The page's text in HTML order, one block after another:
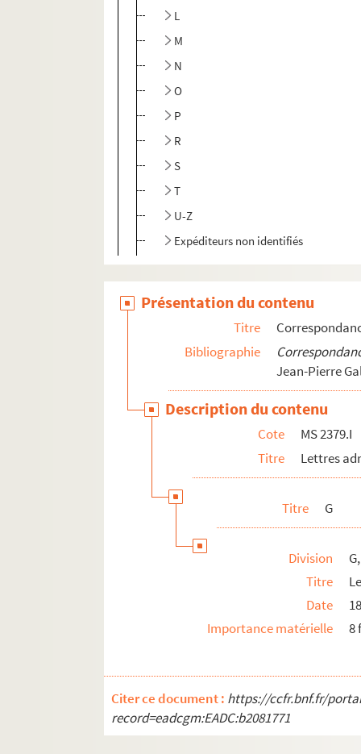
L
M
N
O
P
R
S
T
U-Z
Expéditeurs non identifiés
Présentation du contenu
Titre
Bibliographie
Jean-Pierre
Description du contenu
Cote
MS 2379.I
Titre
Lettres
Titre G
Division
Titre
Date
Importance matérielle
8
Citer ce document : https://ccfr.bnf.fr/
record=eadcgm:EADC:b2081771